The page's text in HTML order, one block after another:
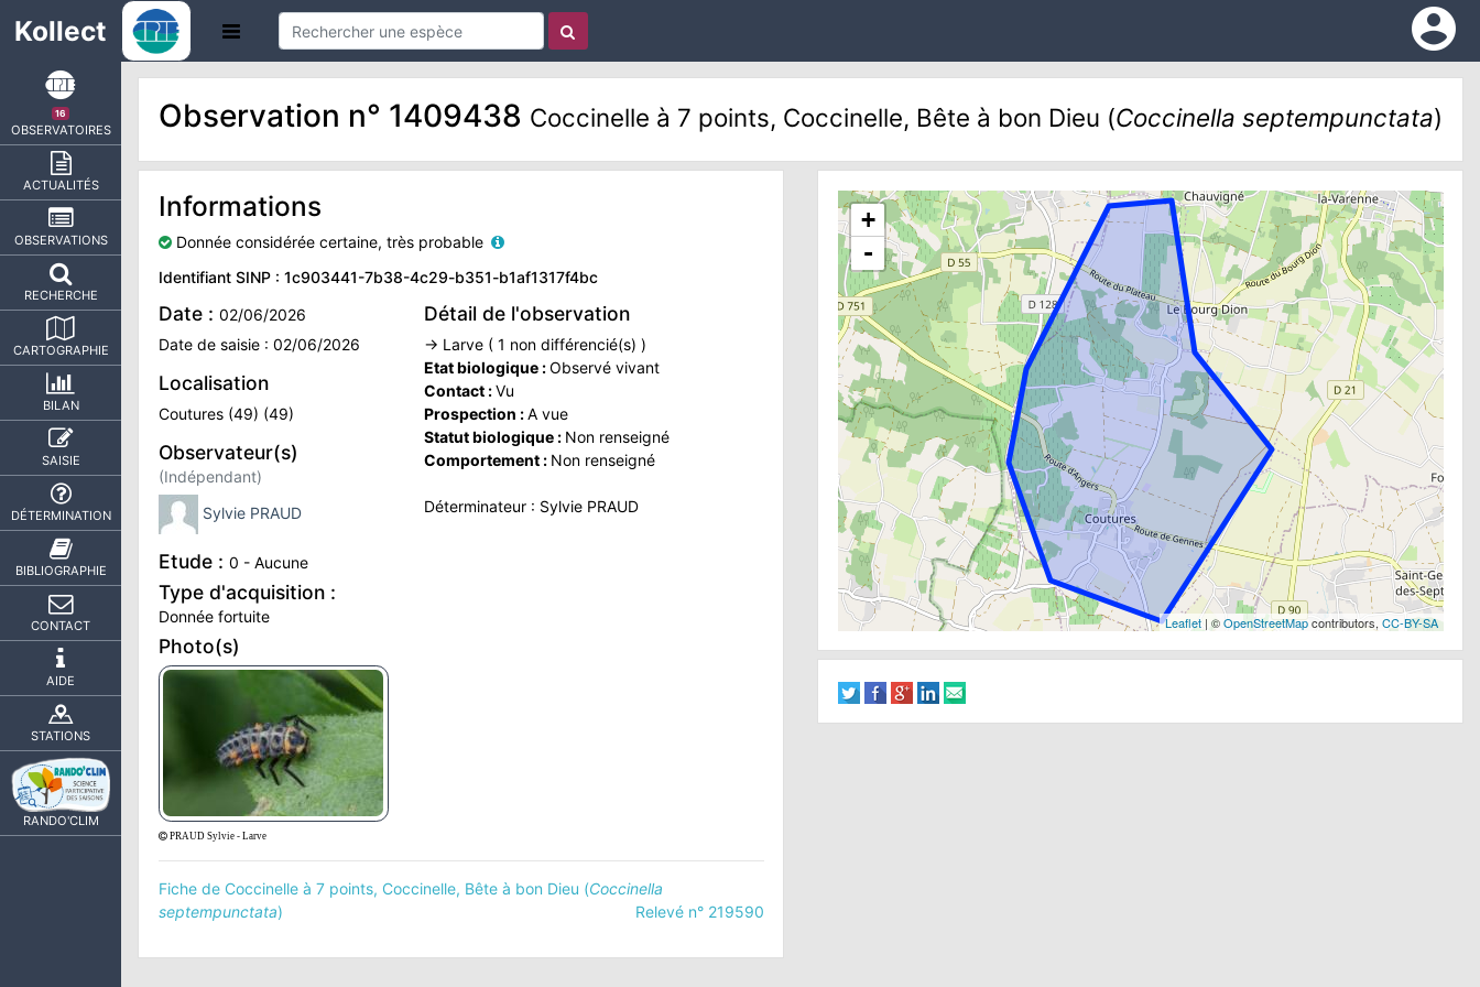
account_circle
Kollect
16
OBSERVATOIRES
ACTUALITÉS
OBSERVATIONS
RECHERCHE
CARTOGRAPHIE
BILAN
SAISIE
DÉTERMINATION
BIBLIOGRAPHIE
CONTACT
AIDE
STATIONS
RANDO'CLIM
Observation n° 1409438 Coccinelle à 7 points, Coccinelle, Bête à bon Dieu (Coccinella septempunctata)
Informations
Donnée considérée certaine, très probable
Identifiant SINP : 1c903441-7b38-4c29-b351-b1af1317f4bc
Date : 02/06/2026
Date de saisie : 02/06/2026
Localisation
Coutures (49) (49)
Observateur(s)
(Indépendant)
Sylvie PRAUD
Etude : 0 - Aucune
Type d'acquisition :
Donnée fortuite
Détail de l'observation
→ Larve ( 1 non différencié(s) )
Etat biologique :Observé vivant
Contact :Vu
Prospection :A vue
Statut biologique : Non renseigné
Comportement : Non renseigné
Déterminateur : Sylvie PRAUD
Photo(s)
PRAUD Sylvie - Larve
Fiche de Coccinelle à 7 points, Coccinelle, Bête à bon Dieu (Coccinella
septempunctata) Relevé n° 219590
+
-
Leaflet| ©OpenStreetMapcontributors, CC-BY-SA